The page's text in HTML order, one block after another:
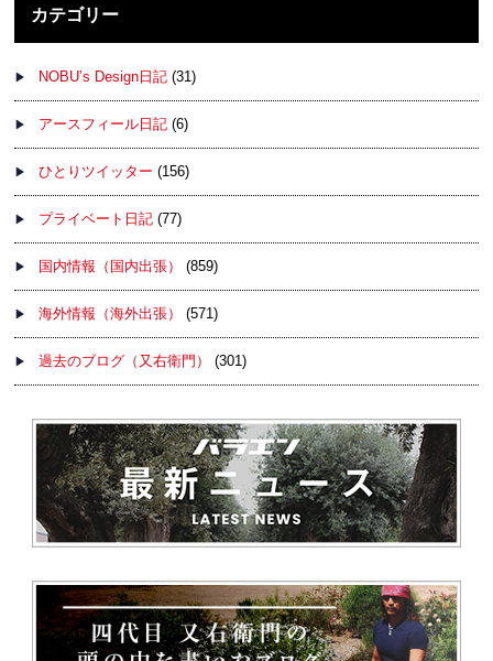
カテゴリー
NOBU’s Design日記 (31)
アースフィール日記 (6)
ひとりツイッター (156)
プライベート日記 (77)
国内情報（国内出張） (859)
海外情報（海外出張） (571)
過去のブログ（又右衛門） (301)